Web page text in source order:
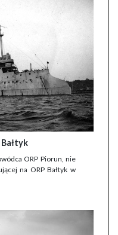
Bałtyk
ORP Piorun, nie
na ORP Bałtyk w